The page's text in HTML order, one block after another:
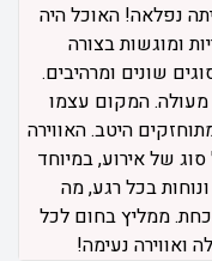
נפלאה! האוכל היה
ומוגשות בצורה
שונים ומרהיבים.
מעולה. המקום עצמו
היטב. האווירה
של אירוע, במיוחד
בכל רגע, מה
ממליץ בחום לכל
נעימה!